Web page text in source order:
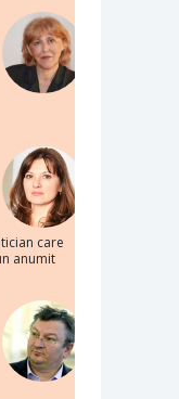
care
anumit